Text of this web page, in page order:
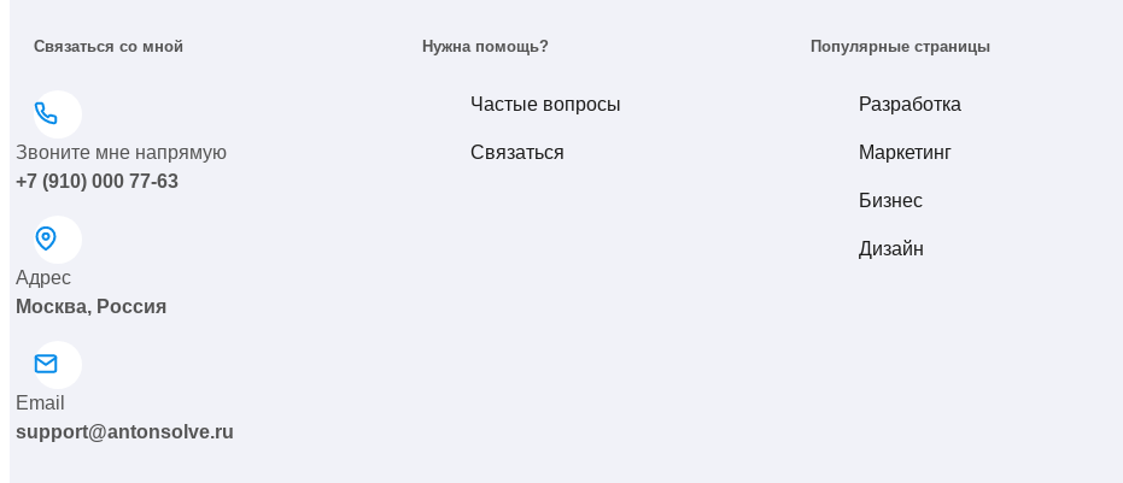
Связаться со мной
Звоните мне напрямую
+7 (910) 000 77-63
Адрес
Москва, Россия
Email
support@antonsolve.ru
Нужна помощь?
Частые вопросы
Связаться
Популярные страницы
Разработка
Маркетинг
Бизнес
Дизайн